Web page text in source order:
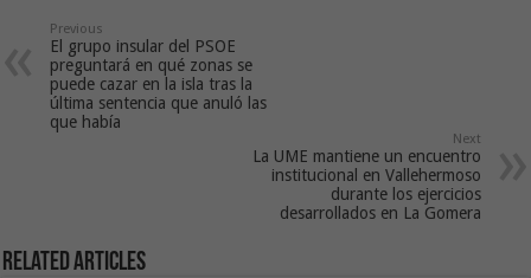
Previous
El grupo insular del PSOE
preguntará en qué zonas se
puede cazar en la isla tras la
última sentencia que anuló las
que había
Next
La UME mantiene un encuentro
institucional en Vallehermoso
durante los ejercicios
desarrollados en La Gomera
Related Articles